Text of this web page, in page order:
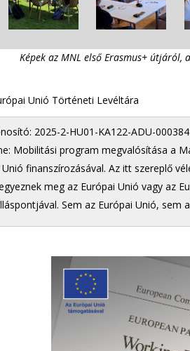
Képek az MNL első Erasmus+
Unió Történeti Levéltára
2025-2-HU01-KA122-ADU-
Mobilitási program megvalósítása a
Unió finanszírozásával. Az itt szereplő
meg az Európai Unió vagy az
Sem az Európai Unió, sem